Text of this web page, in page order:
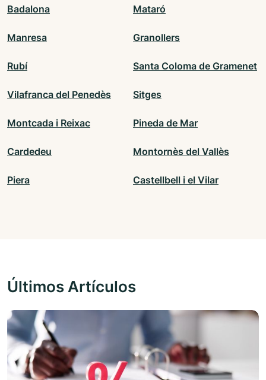
Badalona Mataró
Manresa Granollers
Rubí Santa Coloma de Gramenet
Vilafranca del Penedès Sitges
Montcada i Reixac Pineda de Mar
Cardedeu Montornès del Vallès
Piera Castellbell i el Vilar
Últimos Artículos